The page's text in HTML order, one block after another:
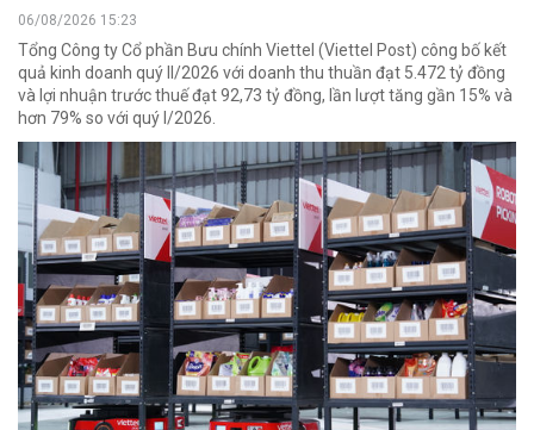
06/08/2026 15:23
Tổng Công ty Cổ phần Bưu chính Viettel (Viettel Post) công bố kết
quả kinh doanh quý II/2026 với doanh thu thuần đạt 5.472 tỷ đồng
và lợi nhuận trước thuế đạt 92,73 tỷ đồng, lần lượt tăng gần 15% và
hơn 79% so với quý I/2026.